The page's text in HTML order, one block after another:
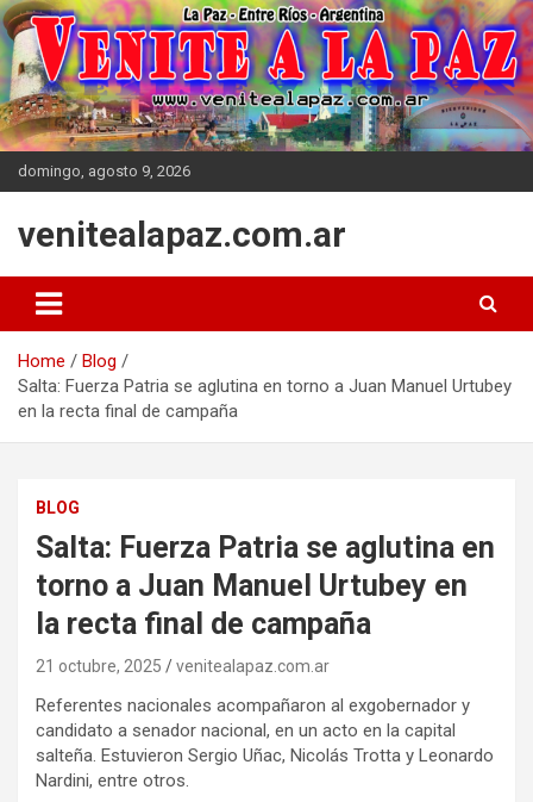
Skip
to
content
domingo, agosto 9, 2026
venitealapaz.com.ar
Home
Blog
Salta: Fuerza Patria se aglutina en torno a Juan Manuel Urtubey
en la recta final de campaña
BLOG
Salta: Fuerza Patria se aglutina en
torno a Juan Manuel Urtubey en
la recta final de campaña
21 octubre, 2025 venitealapaz.com.ar
Referentes nacionales acompañaron al exgobernador y
candidato a senador nacional, en un acto en la capital
salteña. Estuvieron Sergio Uñac, Nicolás Trotta y Leonardo
Nardini, entre otros.